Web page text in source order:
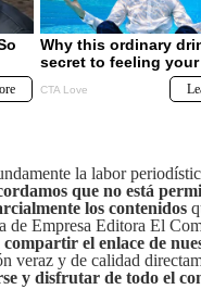
la labor
que no está
los contenidos
de Empresa Editora El
el enlace de
veraz y de calidad
y disfrutar de todo el